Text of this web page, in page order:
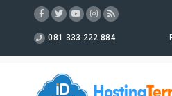
081 333 222 884